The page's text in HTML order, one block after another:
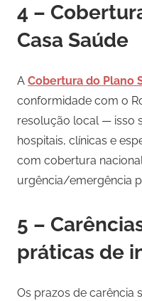
4 –
Casa Saúde
A Cobertura do Plano
conformidade com o
resolução local — isso
hospitais, clínicas e
com cobertura
urgência/emergência
5 –
práticas de
Os prazos de carência